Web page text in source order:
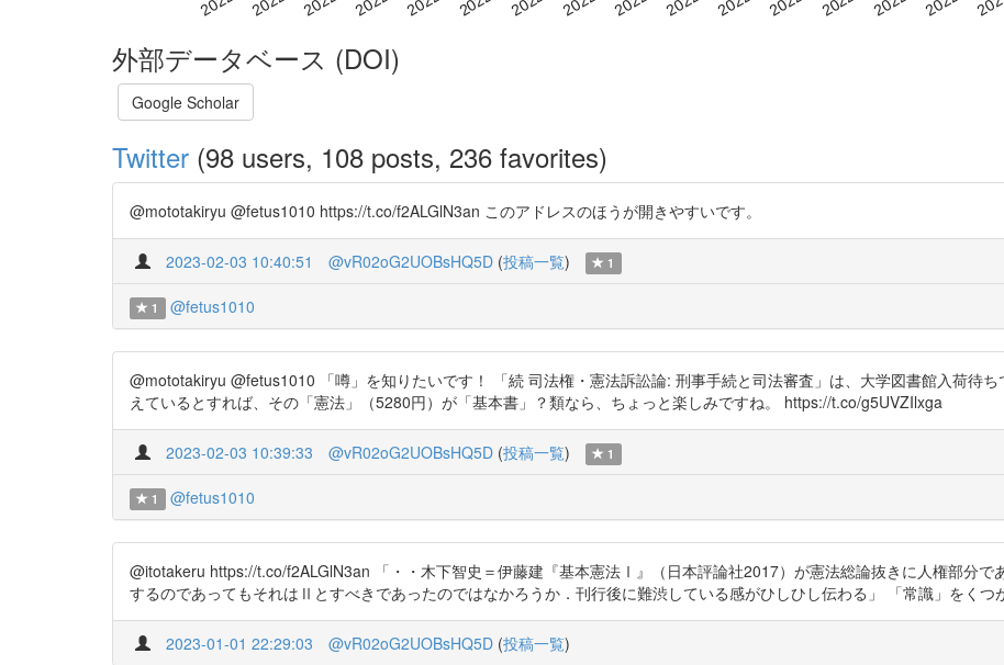
外部データベース (DOI)
Google Scholar
Twitter (98 users, 108 posts, 236 favorites)
@mototakiryu @fetus1010 https://t.co/f2ALGlN3an このアドレスのほうが開きやすいです。
2023-02-03 10:40:51 @vR02oG2UOBsHQ5D (投稿一覧) 1
1 @fetus1010
@mototakiryu @fetus1010 「噂」を知りたいです！ 「続 司法権・憲法訴訟論: 刑事手続と司法審査」は、大学図書館入荷待
えているとすれば、その「憲法」（5280円）が「基本書」？類なら、ちょっと楽しみですね。 https://t.co/g5UVZIlxga
2023-02-03 10:39:33 @vR02oG2UOBsHQ5D (投稿一覧) 1
1 @fetus1010
@itotakeru https://t.co/f2ALGlN3an 「・・木下智史＝伊藤建『基本憲法Ⅰ』（日本評論社2017）が憲法総論抜きに人権部分で
するのであってもそれはⅡとすべきであったのではなかろうか．刊行後に難渋している感がひしひし伝わる」 「常識」をくつ
2023-01-01 22:29:03 @vR02oG2UOBsHQ5D (投稿一覧)